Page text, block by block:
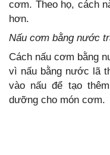
cơm. Theo họ, cách
hơn.
Nấu cơm bằng nước
Cách nấu cơm bằng
vì nấu bằng nước lã
vào nấu để tạo
dưỡng cho món cơm.